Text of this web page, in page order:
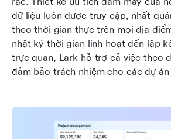
dữ liệu luôn được truy cập, nhất
theo thời gian thực trên mọi địa
nhật ký thời gian linh hoạt đến lập
trực quan, Lark hỗ trợ cả việc theo
đảm bảo trách nhiệm cho các dự án